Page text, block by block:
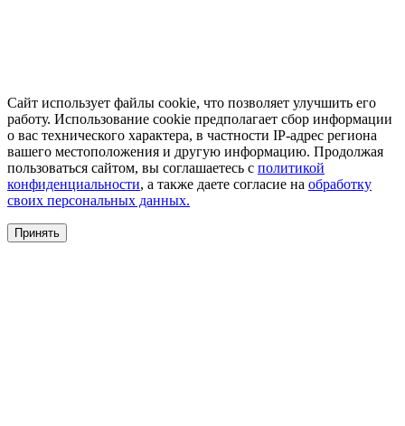
Сайт использует файлы cookie, что позволяет улучшить его
работу. Использование cookie предполагает сбор информации
о вас технического характера, в частности IP-адрес региона
вашего местоположения и другую информацию. Продолжая
пользоваться сайтом, вы соглашаетесь с политикой
конфиденциальности, а также даете согласие на обработку
своих персональных данных.
Принять